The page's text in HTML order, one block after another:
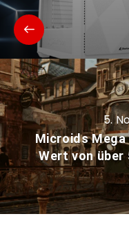
5.
Microids Mega
Wert von über